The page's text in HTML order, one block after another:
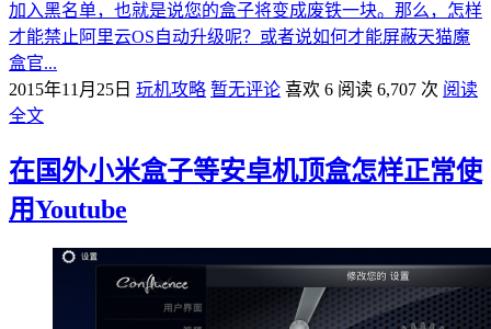
加入黑名单，也就是说您的盒子将变成废铁一块。那么，怎样
才能禁止阿里云OS自动升级呢？或者说如何才能屏蔽天猫魔
盒官...
2015年11月25日 玩机攻略 暂无评论 喜欢 6 阅读 6,707 次 阅读
全文
在国外小米盒子等安卓机顶盒怎样正常使
用Youtube